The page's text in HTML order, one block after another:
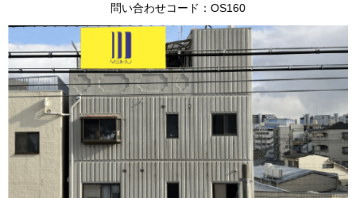
問い合わせコード：OS160